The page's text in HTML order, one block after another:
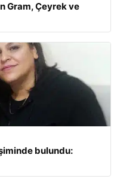
Gram, Çeyrek ve
bulundu: